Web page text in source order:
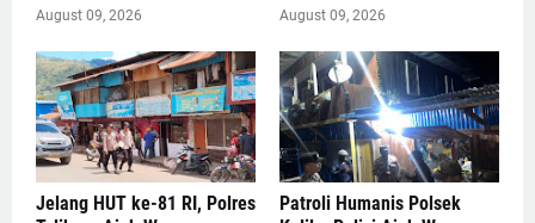
August 09, 2026 August 09, 2026
Jelang HUT ke-81 RI, Polres
Patroli Humanis Polsek